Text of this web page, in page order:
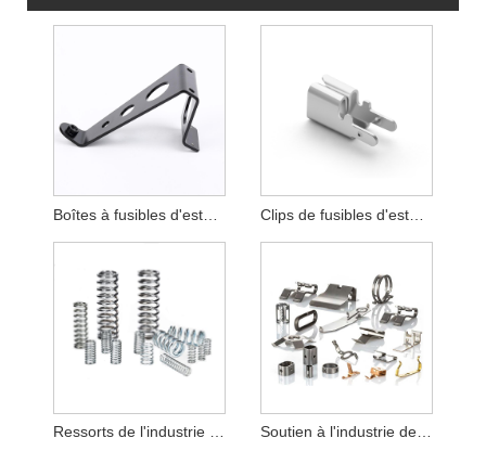
Ressorts de l'industrie de l'emboutissage des métaux Soutien à l'industrie de la construction d'emboutissage de métaux